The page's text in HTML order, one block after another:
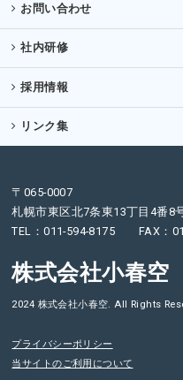
お問い合わせ
社内研修
採用情報
リンク集
〒065-0007
札幌市東区北7条東13丁目4番8
TEL：011-594-8175 FAX：
株式会社小春空
2024 株式会社小春空. All Rights
プライバシーポリシー
当サイトのご利用について